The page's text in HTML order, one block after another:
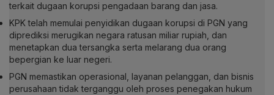
terkait dugaan korupsi pengadaan barang dan jasa.
KPK telah memulai penyidikan dugaan korupsi di PGN yang
diprediksi merugikan negara ratusan miliar rupiah, dan
menetapkan dua tersangka serta melarang dua orang
bepergian ke luar negeri.
PGN memastikan operasional, layanan pelanggan, dan bisnis
perusahaan tidak terganggu oleh proses penegakan hukum